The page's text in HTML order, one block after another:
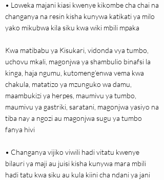
• Loweka majani kiasi kwenye kikombe cha chai na
changanya na resin kisha kunywa katikati ya milo
yako mikubwa kila siku kwa wiki mbili mpaka
Kwa matibabu ya Kisukari, vidonda vya tumbo,
uchovu mkali, magonjwa ya shambulio binafsi la
kinga, haja ngumu, kutomeng’enwa vema kwa
chakula, matatizo ya mzunguko wa damu,
maambukizi ya herpes, maumivu ya tumbo,
maumivu ya gastriki, saratani, magonjwa yasiyo na
tiba nay a ngozi au magonjwa sugu ya tumbo
fanya hivi
• Changanya vijiko viwili hadi vitatu kwenye
bilauri ya maji au juisi kisha kunywa mara mbili
hadi tatu kwa siku au kula kiini cha ndani ya jani